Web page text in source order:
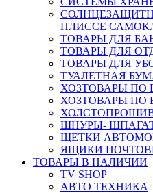
ПЛИССЕ
ТОВАРЫ ДЛЯ
ТОВАРЫ ДЛЯ
ТОВАРЫ ДЛЯ
ТУАЛЕТНАЯ
ХОЗТОВАРЫ ПО
ХОЗТОВАРЫ ПО
ШНУРЫ-
ЩЕТКИ
ЯЩИКИ
ТОВАРЫ В НАЛИЧИИ
TV SHOP
АВТО ТЕХНИКА